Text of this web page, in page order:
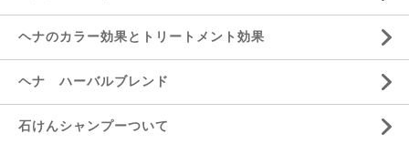
ヘナのカラー効果とトリートメント効果
ヘナ ハーバルブレンド
石けんシャンプーついて